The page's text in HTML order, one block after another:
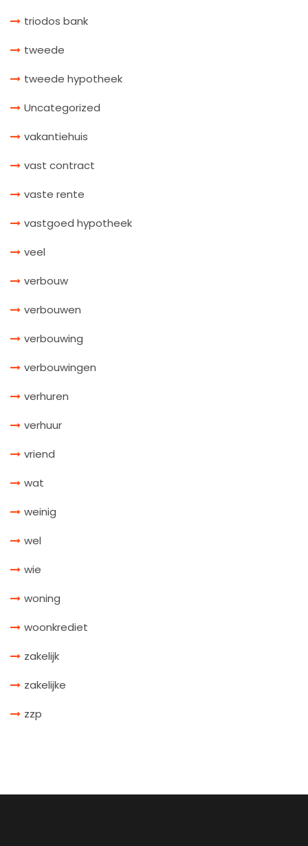
triodos bank
tweede
tweede hypotheek
Uncategorized
vakantiehuis
vast contract
vaste rente
vastgoed hypotheek
veel
verbouw
verbouwen
verbouwing
verbouwingen
verhuren
verhuur
vriend
wat
weinig
wel
wie
woning
woonkrediet
zakelijk
zakelijke
zzp